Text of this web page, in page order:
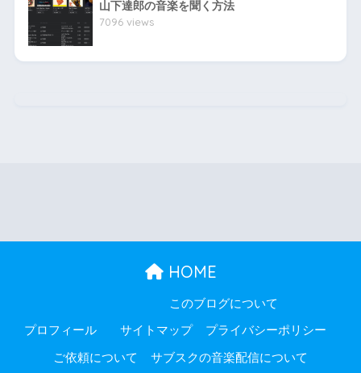
山下達郎の音楽を聞く方法
7096 views
HOME
プロフィール
このブログについて
サイトマップ プライバシーポリシー
ご依頼について サブスクの音楽配信について